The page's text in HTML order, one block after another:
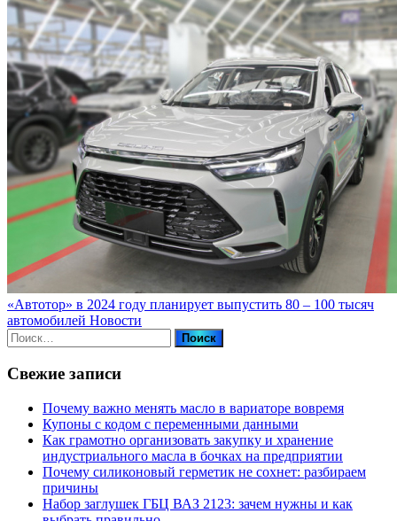
«Автотор» в 2024 году планирует выпустить 80 – 100 тысяч
автомобилей Новости
Найти:
Свежие записи
Почему важно менять масло в вариаторе вовремя
Купоны c кодом с переменными данными
Как грамотно организовать закупку и хранение
индустриального масла в бочках на предприятии
Почему силиконовый герметик не сохнет: разбираем
причины
Набор заглушек ГБЦ ВАЗ 2123: зачем нужны и как